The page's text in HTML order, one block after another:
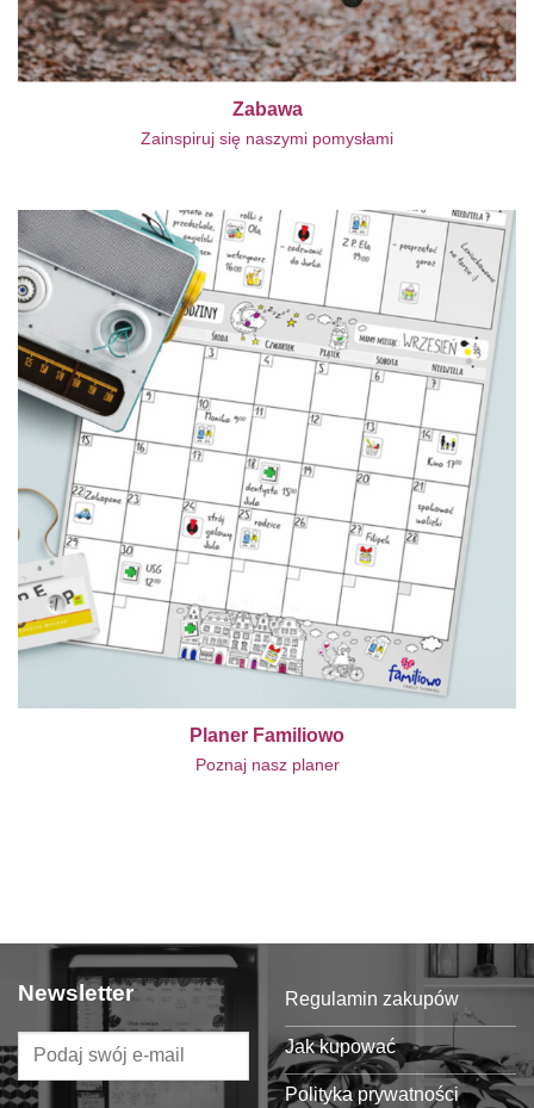
Zabawa
Zainspiruj się naszymi pomysłami
Planer Familiowo
Poznaj nasz planer
Newsletter Regulamin zakupów
Jak kupować
Polityka prywatności